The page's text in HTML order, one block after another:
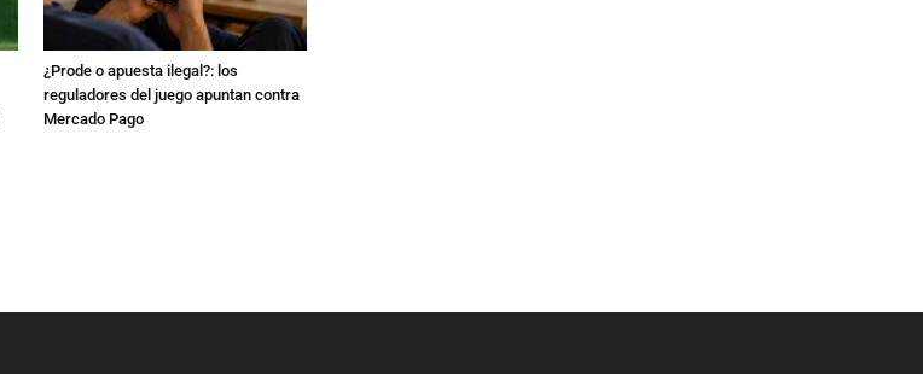
¿Prode o apuesta ilegal?: los
reguladores del juego apuntan contra
Mercado Pago